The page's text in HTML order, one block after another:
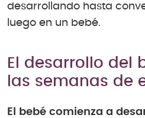
desarrollando hasta
luego en un bebé.
El desarrollo del
las semanas de
El bebé comienza a